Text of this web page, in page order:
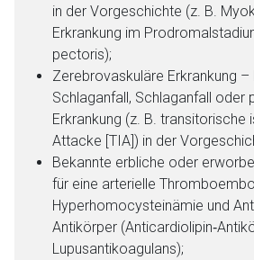
in der Vorgeschichte (z. B.
Erkrankung im
pectoris);
Zerebrovaskuläre Erkrankung
Schlaganfall, Schlaganfall oder
Erkrankung (z. B. transitorische
Attacke [TIA]) in der
Bekannte erbliche oder
für eine arterielle
Hyperhomocysteinämie und
Antikörper
Lupusantikoagulans);